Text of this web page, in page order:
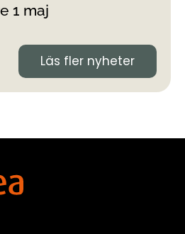
1 maj
Läs fler nyheter